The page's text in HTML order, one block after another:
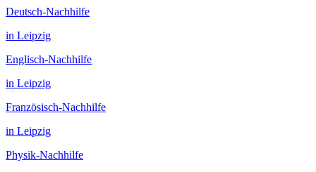
Deutsch-Nachhilfe
in Leipzig
Englisch-Nachhilfe
in Leipzig
Französisch-Nachhilfe
in Leipzig
Physik-Nachhilfe